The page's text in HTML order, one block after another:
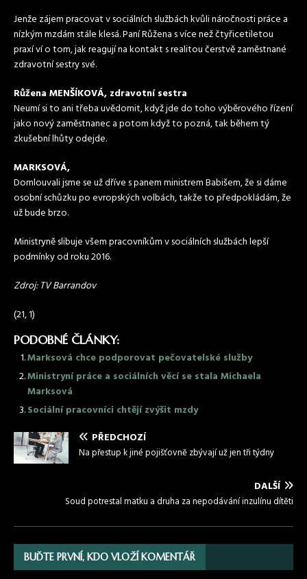
Jenže zájem pracovat v sociálních službách kvůli náročnosti práce a
nízkým mzdám stále klesá. Paní Růžena s více než čtyřicetiletou
praxí ví o tom, jak reagují na kontakt s realitou čerstvě zaměstnané
zdravotní sestry své.
Růžena MENŠÍKOVÁ, zdravotní sestra
Neumí si to ani třeba uvědomit, když jde do toho výběrového řízení
jako nový zaměstnanec a potom když to pozná, tak během tý
zkušební lhůty odejde.
MARKSOVÁ,
Domlouvali jsme se už dříve s panem ministrem Babišem, že si dáme
osobní schůzku po evropských volbách, takže to předpokládám, že
už bude brzo.
Ministryně slibuje všem pracovníkům v sociálních službách lepší
podmínky od roku 2016.
Zdroj: TV Barrandov
(21, 1)
PODOBNÉ ČLÁNKY:
Marksová chce podporovat pečovatelské služby
Ministryní práce a sociálních věcí se stala Michaela
Marksová
Sociální pracovníci chtějí zvýšit mzdy
PŘEDCHOZÍ
Na přestup k jiné pojišťovně zbývají už jen tři týdny
DALŠÍ
Soud potrestal matku a druha za nepodávání inzulínu dítěti
BUĎTE PRVNÍ, KDO VLOŽÍ KOMENTÁŘ